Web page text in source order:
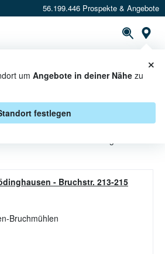
56.199.446 Prospekte & Angebote
um Angebote in deiner Nähe zu
festlegen
×
ANGEBOTE &
HOL'AB
- Bruchstr. 213-215
Bruchmühlen